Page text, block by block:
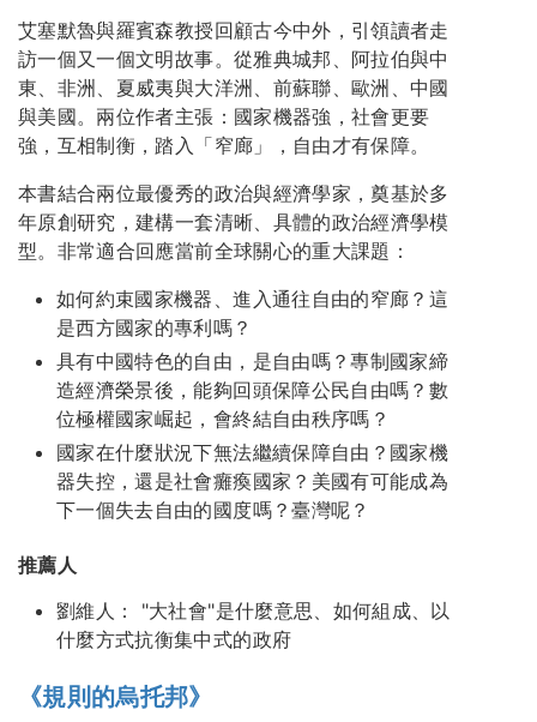
艾塞默魯與羅賓森教授回顧古今中外，引領讀者走
訪一個又一個文明故事。從雅典城邦、阿拉伯與中
東、非洲、夏威夷與大洋洲、前蘇聯、歐洲、中國
與美國。兩位作者主張：國家機器強，社會更要
強，互相制衡，踏入「窄廊」，自由才有保障。
本書結合兩位最優秀的政治與經濟學家，奠基於多
年原創研究，建構一套清晰、具體的政治經濟學模
型。非常適合回應當前全球關心的重大課題：
如何約束國家機器、進入通往自由的窄廊？這
是西方國家的專利嗎？
具有中國特色的自由，是自由嗎？專制國家締
造經濟榮景後，能夠回頭保障公民自由嗎？數
位極權國家崛起，會終結自由秩序嗎？
國家在什麼狀況下無法繼續保障自由？國家機
器失控，還是社會癱瘓國家？美國有可能成為
下一個失去自由的國度嗎？臺灣呢？
推薦人
劉維人： "大社會"是什麼意思、如何組成、以
什麼方式抗衡集中式的政府
《規則的烏托邦》